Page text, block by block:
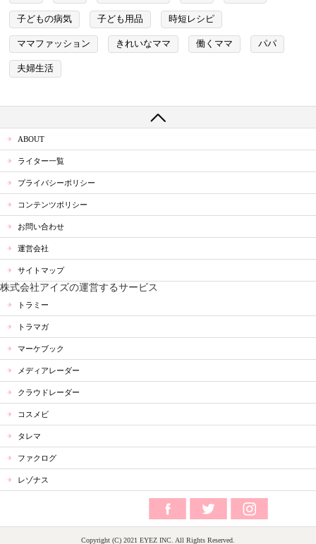
子どもの病気 子ども用品 時短レシピ
ママファッション きれいなママ 働くママ パパ
夫婦生活
ABOUT
ライター一覧
プライバシーポリシー
コンテンツポリシー
お問い合わせ
運営会社
サイトマップ
株式会社アイズの運営するサービス
トラミー
トラマガ
マーケブック
メディアレーダー
クラウドレーダー
コスメビ
タレマ
ファクログ
レゾナス
Copyright (C) 2021 EYEZ INC. All Rights Reserved.